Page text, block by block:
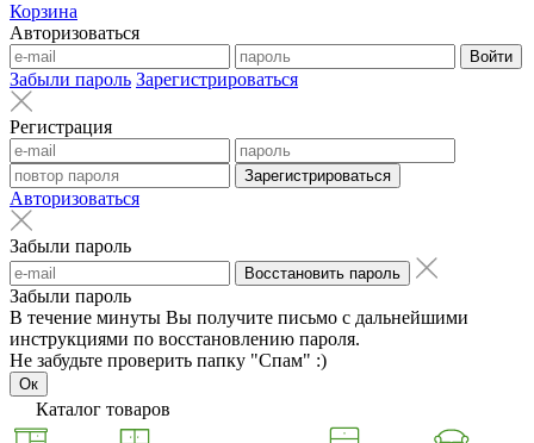
Корзина
Авторизоваться
Войти
Забыли пароль Зарегистрироваться
Регистрация
Зарегистрироваться
Авторизоваться
Забыли пароль
Восстановить пароль
Забыли пароль
В течение минуты Вы получите письмо с дальнейшими
инструкциями по восстановлению пароля.
Не забудьте проверить папку "Спам" :)
Ок
Каталог товаров